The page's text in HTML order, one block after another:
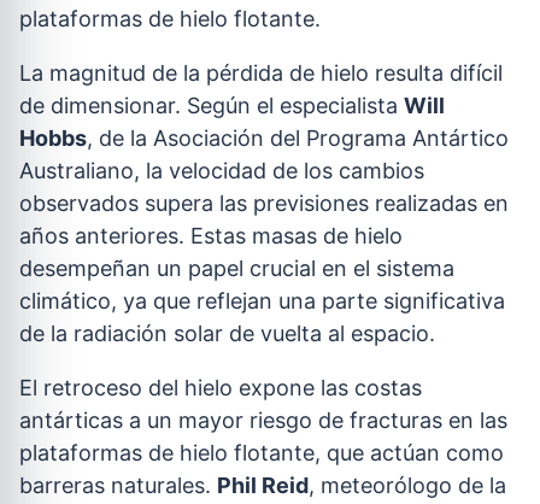
plataformas de hielo flotante.
La magnitud de la pérdida de hielo resulta difícil
de dimensionar. Según el especialista Will
Hobbs, de la Asociación del Programa Antártico
Australiano, la velocidad de los cambios
observados supera las previsiones realizadas en
años anteriores. Estas masas de hielo
desempeñan un papel crucial en el sistema
climático, ya que reflejan una parte significativa
de la radiación solar de vuelta al espacio.
El retroceso del hielo expone las costas
antárticas a un mayor riesgo de fracturas en las
plataformas de hielo flotante, que actúan como
barreras naturales. Phil Reid, meteorólogo de la